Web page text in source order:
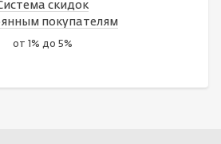
скидок
покупателям
от 1% до 5%